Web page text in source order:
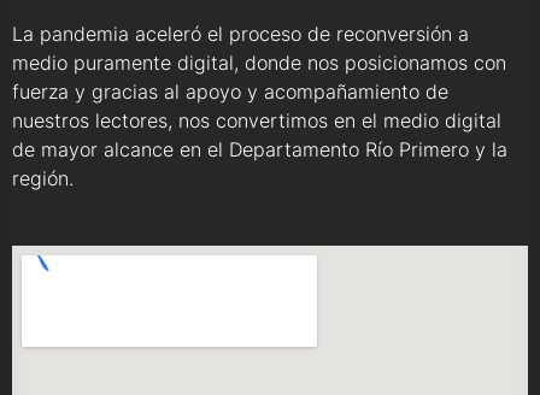
La pandemia aceleró el proceso de reconversión a
medio puramente digital, donde nos posicionamos con
fuerza y gracias al apoyo y acompañamiento de
nuestros lectores, nos convertimos en el medio digital
de mayor alcance en el Departamento Río Primero y la
región.